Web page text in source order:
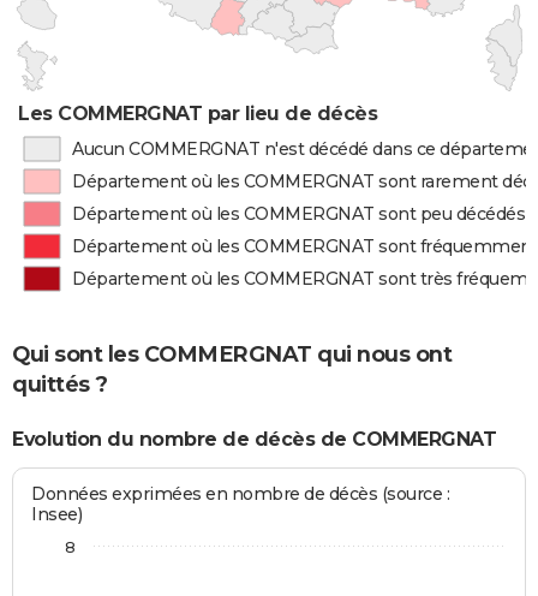
Les COMMERGNAT par lieu de décès
Aucun COMMERGNAT n'est décédé dans ce
Département où les COMMERGNAT sont rarement
Département où les COMMERGNAT sont peu décédés
Département où les COMMERGNAT sont
Département où les COMMERGNAT sont très
Qui sont les COMMERGNAT qui nous ont
quittés ?
Evolution du nombre de décès de COMMERGNAT
Données exprimées en nombre de décès (source :
Insee)
8